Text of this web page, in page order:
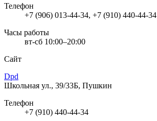
Телефон
+7 (906) 013-44-34, +7 (910) 440-44-34
Часы работы
вт-сб 10:00–20:00
Сайт
Dpd
Школьная ул., 39/33Б, Пушкин
Телефон
+7 (910) 440-44-34